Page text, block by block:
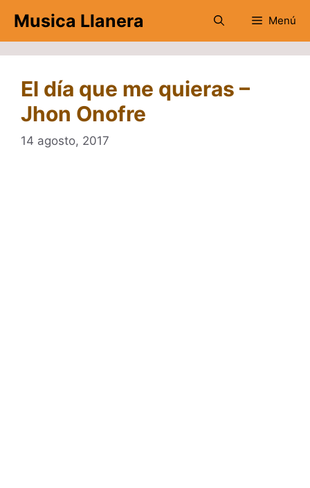
contenido
Musica Llanera Menú
El día que me quieras –
Jhon Onofre
14 agosto, 2017